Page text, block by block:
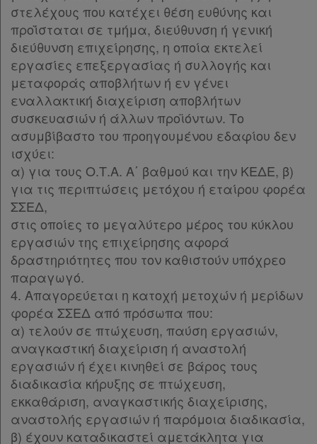
στελέχους που κατέχει θέση ευθύνης και
προΐσταται σε τμήμα, διεύθυνση ή γενική
διεύθυνση επιχείρησης, η οποία εκτελεί
εργασίες επεξεργασίας ή συλλογής και
μεταφοράς αποβλήτων ή εν γένει
εναλλακτική διαχείριση αποβλήτων
συσκευασιών ή άλλων προϊόντων. Το
ασυμβίβαστο του προηγουμένου εδαφίου δεν
ισχύει:
α) για τους Ο.Τ.Α. Α΄ βαθμού και την ΚΕΔΕ, β)
για τις περιπτώσεις μετόχου ή εταίρου φορέα
ΣΣΕΔ,
στις οποίες το μεγαλύτερο μέρος του κύκλου
εργασιών της επιχείρησης αφορά
δραστηριότητες που τον καθιστούν υπόχρεο
παραγωγό.
4. Απαγορεύεται η κατοχή μετοχών ή μερίδων
φορέα ΣΣΕΔ από πρόσωπα που:
α) τελούν σε πτώχευση, παύση εργασιών,
αναγκαστική διαχείριση ή αναστολή
εργασιών ή έχει κινηθεί σε βάρος τους
διαδικασία κήρυξης σε πτώχευση,
εκκαθάριση, αναγκαστικής διαχείρισης,
αναστολής εργασιών ή παρόμοια διαδικασία,
β) έχουν καταδικαστεί αμετάκλητα για